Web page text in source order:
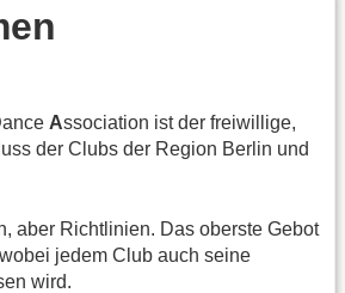
ance Association ist der freiwillige,
der Clubs der Region Berlin und
aber Richtlinien. Das oberste Gebot
jedem Club auch seine
wird.